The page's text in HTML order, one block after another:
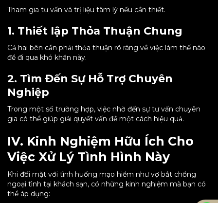
Tham gia tư vấn và trị liệu tâm lý nếu cần thiết.
1. Thiết lập Thỏa Thuận Chung
Cả hai bên cần phải thỏa thuận rõ ràng về việc làm thế nào
để đi qua khó khăn này.
2. Tìm Đến Sự Hỗ Trợ Chuyên
Nghiệp
Trong một số trường hợp, việc nhờ đến sự tư vấn chuyên
gia có thể giúp giải quyết vấn đề một cách hiệu quả.
IV. Kinh Nghiệm Hữu Ích Cho
Việc Xử Lý Tình Hình Này
Khi đối mặt với tình huống mạo hiểm như vợ bắt chồng
ngoại tình tại khách sạn, có những kinh nghiệm mà bạn có
thể áp dụng: